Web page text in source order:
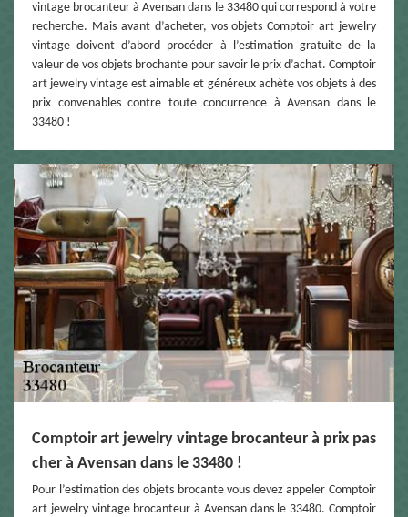
vintage brocanteur à Avensan dans le 33480 qui correspond à votre
recherche. Mais avant d’acheter, vos objets Comptoir art jewelry
vintage doivent d’abord procéder à l’estimation gratuite de la
valeur de vos objets brochante pour savoir le prix d’achat. Comptoir
art jewelry vintage est aimable et généreux achète vos objets à des
prix convenables contre toute concurrence à Avensan dans le
33480 !
Comptoir art jewelry vintage brocanteur à prix pas
cher à Avensan dans le 33480 !
Pour l’estimation des objets brocante vous devez appeler Comptoir
art jewelry vintage brocanteur à Avensan dans le 33480. Comptoir